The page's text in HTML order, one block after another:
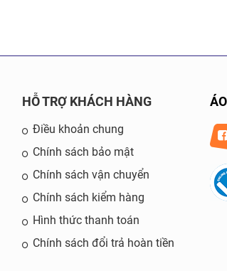
HỖ TRỢ KHÁCH HÀNG
Điều khoản chung
Chính sách bảo mật
Chính sách vận chuyển
Chính sách kiểm hàng
Hình thức thanh toán
Chính sách đổi trả hoàn tiền